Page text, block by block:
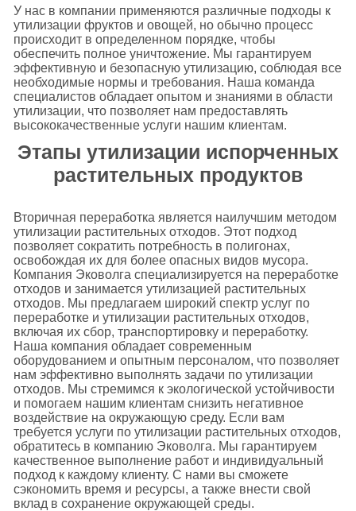
У нас в компании применяются различные подходы к
утилизации фруктов и овощей, но обычно процесс
происходит в определенном порядке, чтобы
обеспечить полное уничтожение. Мы гарантируем
эффективную и безопасную утилизацию, соблюдая все
необходимые нормы и требования. Наша команда
специалистов обладает опытом и знаниями в области
утилизации, что позволяет нам предоставлять
высококачественные услуги нашим клиентам.
Этапы утилизации испорченных
растительных продуктов
Вторичная переработка является наилучшим методом
утилизации растительных отходов. Этот подход
позволяет сократить потребность в полигонах,
освобождая их для более опасных видов мусора.
Компания Эковолга специализируется на переработке
отходов и занимается утилизацией растительных
отходов. Мы предлагаем широкий спектр услуг по
переработке и утилизации растительных отходов,
включая их сбор, транспортировку и переработку.
Наша компания обладает современным
оборудованием и опытным персоналом, что позволяет
нам эффективно выполнять задачи по утилизации
отходов. Мы стремимся к экологической устойчивости
и помогаем нашим клиентам снизить негативное
воздействие на окружающую среду. Если вам
требуется услуги по утилизации растительных отходов,
обратитесь в компанию Эковолга. Мы гарантируем
качественное выполнение работ и индивидуальный
подход к каждому клиенту. С нами вы сможете
сэкономить время и ресурсы, а также внести свой
вклад в сохранение окружающей среды.